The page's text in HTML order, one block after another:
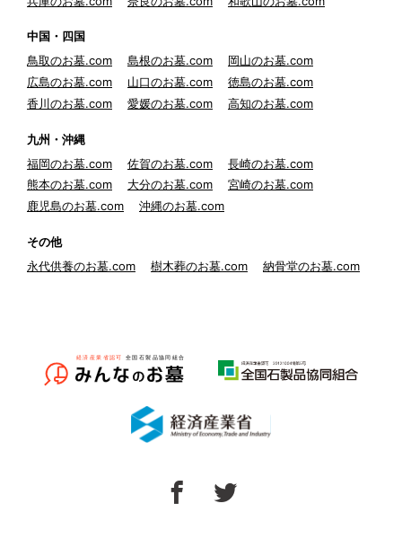
中国・四国
鳥取のお墓.com
島根のお墓.com
岡山のお墓.com
広島のお墓.com
山口のお墓.com
徳島のお墓.com
香川のお墓.com
愛媛のお墓.com 高知のお墓.com
九州・沖縄
福岡のお墓.com
佐賀のお墓.com
長崎のお墓.com
熊本のお墓.com
大分のお墓.com
宮崎のお墓.com
鹿児島のお墓.com
沖縄のお墓.com
その他
永代供養のお墓.com
樹木葬のお墓.com 納骨堂のお墓.com